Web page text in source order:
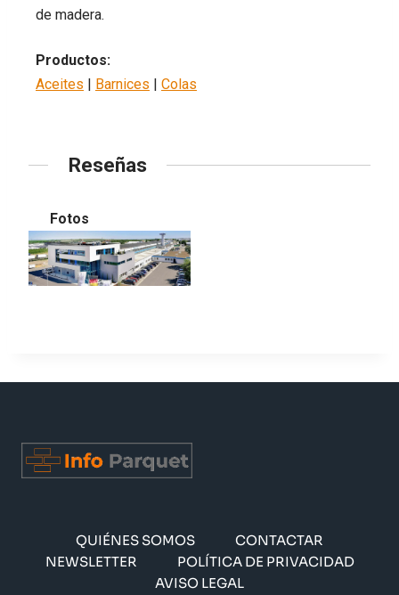
de madera.
Productos:
Aceites | Barnices | Colas
Reseñas
Fotos
QUIÉNES SOMOS
CONTACTAR
NEWSLETTER
POLÍTICA DE PRIVACIDAD
AVISO LEGAL